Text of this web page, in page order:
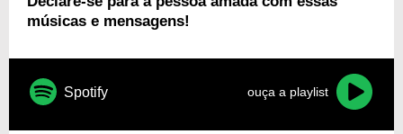
músicas e mensagens!
Spotify ouça a playlist